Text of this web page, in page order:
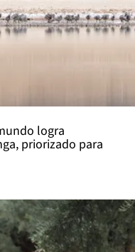
logra
priorizado para